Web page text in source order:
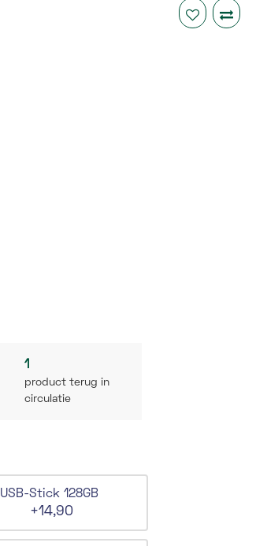
1
product terug in
circulatie
USB-Stick 128GB
+14,90